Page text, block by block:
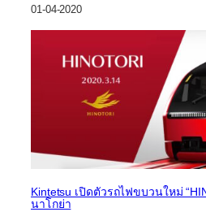
01-04-2020
Kintetsu เปิดตัวรถไฟขบวนใหม่
นาโกย่า